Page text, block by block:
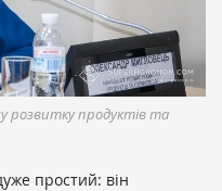
розвитку продуктів та
простий: він